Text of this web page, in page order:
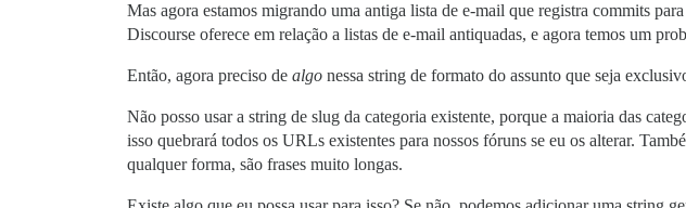
Mas agora estamos migrando uma antiga lista de e-mail que registra commits
Discourse oferece em relação a listas de e-mail antiquadas, e agora temos um
Então, agora preciso de algo nessa string de formato do assunto que seja
Não posso usar a string de slug da categoria existente, porque a maioria das
isso quebrará todos os URLs existentes para nossos fóruns se eu os alterar.
qualquer forma, são frases muito longas.